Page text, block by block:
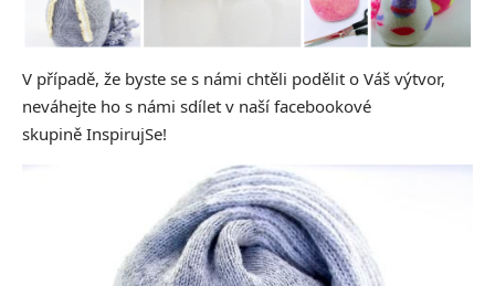
V případě, že byste se s námi chtěli podělit o Váš výtvor,
neváhejte ho s námi sdílet v naší facebookové
skupině InspirujSe!